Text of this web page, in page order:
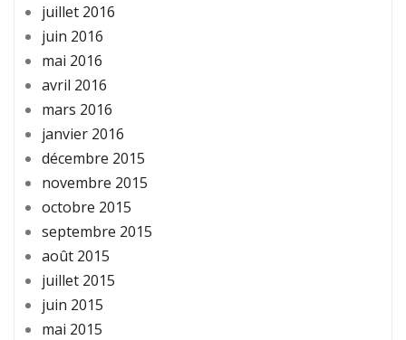
juillet 2016
juin 2016
mai 2016
avril 2016
mars 2016
janvier 2016
décembre 2015
novembre 2015
octobre 2015
septembre 2015
août 2015
juillet 2015
juin 2015
mai 2015